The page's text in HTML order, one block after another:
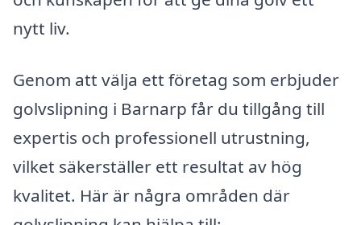
nytt liv.
Genom att välja ett företag som erbjuder
golvslipning i Barnarp får du tillgång till
expertis och professionell utrustning,
vilket säkerställer ett resultat av hög
kvalitet. Här är några områden där